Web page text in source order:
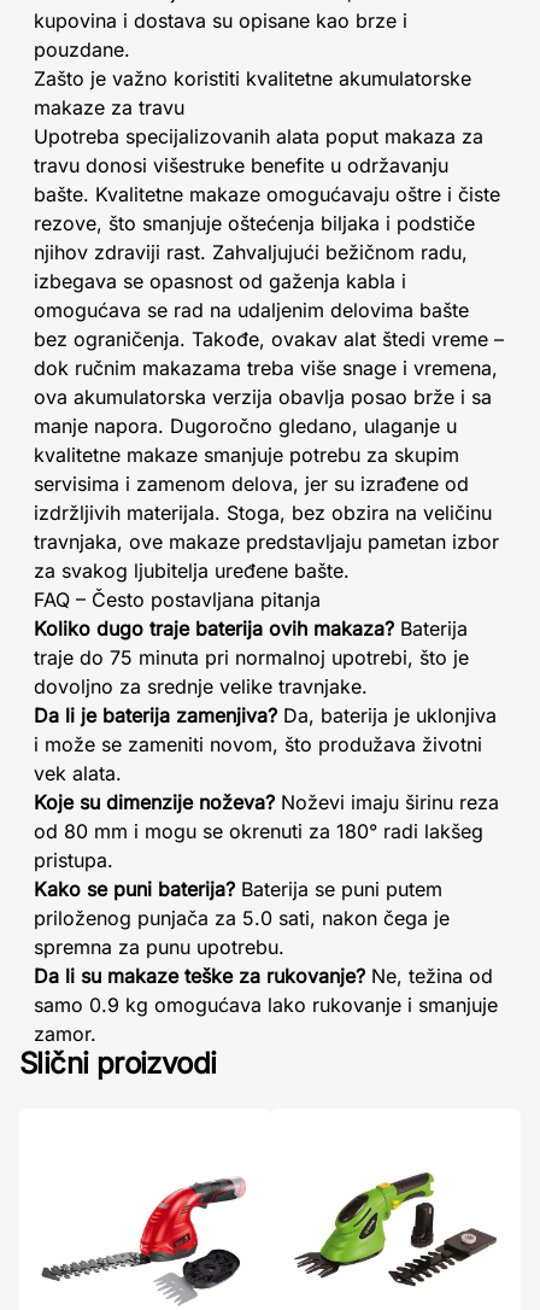
kupovina i dostava su opisane kao brze i
pouzdane.
Zašto je važno koristiti kvalitetne akumulatorske
makaze za travu
Upotreba specijalizovanih alata poput makaza za
travu donosi višestruke benefite u održavanju
bašte. Kvalitetne makaze omogućavaju oštre i čiste
rezove, što smanjuje oštećenja biljaka i podstiče
njihov zdraviji rast. Zahvaljujući bežičnom radu,
izbegava se opasnost od gaženja kabla i
omogućava se rad na udaljenim delovima bašte
bez ograničenja. Takođe, ovakav alat štedi vreme –
dok ručnim makazama treba više snage i vremena,
ova akumulatorska verzija obavlja posao brže i sa
manje napora. Dugoročno gledano, ulaganje u
kvalitetne makaze smanjuje potrebu za skupim
servisima i zamenom delova, jer su izrađene od
izdržljivih materijala. Stoga, bez obzira na veličinu
travnjaka, ove makaze predstavljaju pametan izbor
za svakog ljubitelja uređene bašte.
FAQ – Često postavljana pitanja
Koliko dugo traje baterija ovih makaza? Baterija
traje do 75 minuta pri normalnoj upotrebi, što je
dovoljno za srednje velike travnjake.
Da li je baterija zamenjiva? Da, baterija je uklonjiva
i može se zameniti novom, što produžava životni
vek alata.
Koje su dimenzije noževa? Noževi imaju širinu reza
od 80 mm i mogu se okrenuti za 180° radi lakšeg
pristupa.
Kako se puni baterija? Baterija se puni putem
priloženog punjača za 5.0 sati, nakon čega je
spremna za punu upotrebu.
Da li su makaze teške za rukovanje? Ne, težina od
samo 0.9 kg omogućava lako rukovanje i smanjuje
zamor.
Slični proizvodi